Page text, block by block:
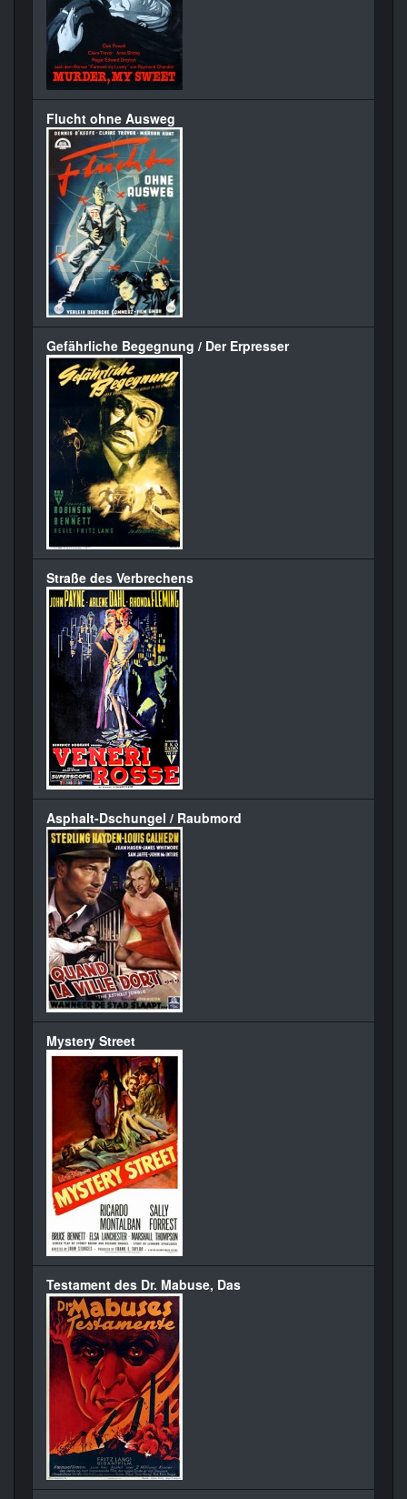
Flucht ohne Ausweg
Gefährliche Begegnung / Der Erpresser
Straße des Verbrechens
Asphalt-Dschungel / Raubmord
Mystery Street
Testament des Dr. Mabuse, Das